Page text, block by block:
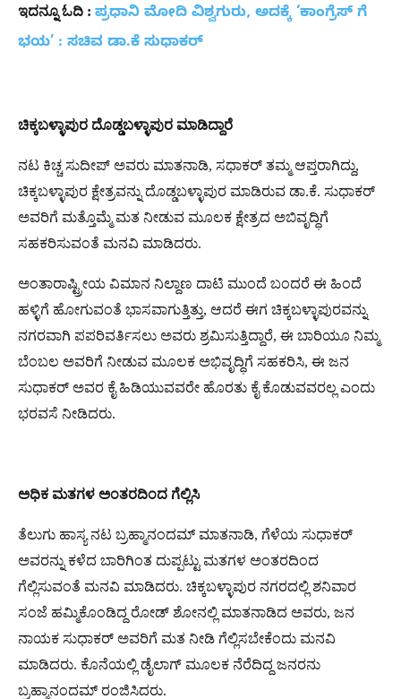
ಇದನ್ನೂ ಓದಿ : ಪ್ರಧಾನಿ ಮೋದಿ ವಿಶ್ವಗುರು, ಅದಕ್ಕೆ ‘ಕಾಂಗ್ರೆಸ್ ಗೆ
ಭಯ’ : ಸಚಿವ ಡಾ.ಕೆ ಸುಧಾಕರ್
ಚಿಕ್ಕಬಳ್ಳಾಪುರ ದೊಡ್ಡಬಳ್ಳಾಪುರ ಮಾಡಿದ್ದಾರೆ
ನಟ ಕಿಚ್ಚ ಸುದೀಪ್ ಅವರು ಮಾತನಾಡಿ, ಸಧಾಕರ್ ತಮ್ಮ ಆಪ್ತರಾಗಿದ್ದು,
ಚಿಕ್ಕಬಳ್ಳಾಪುರ ಕ್ಷೇತ್ರವನ್ನು ದೊಡ್ಡಬಳ್ಳಾಪುರ ಮಾಡಿರುವ ಡಾ.ಕೆ. ಸುಧಾಕರ್
ಅವರಿಗೆ ಮತ್ತೊಮ್ಮೆ ಮತ ನೀಡುವ ಮೂಲಕ ಕ್ಷೇತ್ರದ ಅಬಿವೃದ್ಧಿಗೆ
ಸಹಕರಿಸುವಂತೆ ಮನವಿ ಮಾಡಿದರು.
ಅಂತಾರಾಷ್ಟ್ರೀಯ ವಿಮಾನ ನಿಲ್ದಾಣ ದಾಟಿ ಮುಂದೆ ಬಂದರೆ ಈ ಹಿಂದೆ
ಹಳ್ಳಿಗೆ ಹೋಗುವಂತೆ ಭಾಸವಾಗುತ್ತಿತ್ತು, ಆದರೆ ಈಗ ಚಿಕ್ಕಬಳ್ಳಾಪುರವನ್ನು
ನಗರವಾಗಿ ಪಪರಿವರ್ತಿಸಲು ಅವರು ಶ್ರಮಿಸುತ್ತಿದ್ದಾರೆ, ಈ ಬಾರಿಯೂ ನಿಮ್ಮ
ಬೆಂಬಲ ಅವರಿಗೆ ನೀಡುವ ಮೂಲಕ ಅಭಿವೃದ್ಧಿಗೆ ಸಹಕರಿಸಿ, ಈ ಜನ
ಸುಧಾಕರ್ ಅವರ ಕೈ ಹಿಡಿಯುವವರೇ ಹೊರತು ಕೈ ಕೊಡುವವರಲ್ಲ ಎಂದು
ಭರವಸೆ ನೀಡಿದರು.
ಅಧಿಕ ಮತಗಳ ಅಂತರದಿಂದ ಗೆಲ್ಲಿಸಿ
ತೆಲುಗು ಹಾಸ್ಯ ನಟ ಬ್ರಹ್ಮಾನಂದಮ್ ಮಾತನಾಡಿ, ಗೆಳೆಯ ಸುಧಾಕರ್
ಅವರನ್ನು ಕಳೆದ ಬಾರಿಗಿಂತ ದುಪ್ಪಟ್ಟು ಮತಗಳ ಅಂತರದಿಂದ
ಗೆಲ್ಲಿಸುವಂತೆ ಮನವಿ ಮಾಡಿದರು. ಚಿಕ್ಕಬಳ್ಳಾಪುರ ನಗರದಲ್ಲಿ ಶನಿವಾರ
ಸಂಜೆ ಹಮ್ಮಿಕೊಂಡಿದ್ದ ರೋಡ್ ಶೋನಲ್ಲಿ ಮಾತನಾಡಿದ ಅವರು, ಜನ
ನಾಯಕ ಸುಧಾಕರ್ ಅವರಿಗೆ ಮತ ನೀಡಿ ಗೆಲ್ಲಿಸಬೇಕೆಂದು ಮನವಿ
ಮಾಡಿದರು. ಕೊನೆಯಲ್ಲಿ ಡೈಲಾಗ್ ಮೂಲಕ ನೆರೆದಿದ್ದ ಜನರನು
ಬ್ರಹ್ಮಾನಂದಮ್ ರಂಜಿಸಿದರು.